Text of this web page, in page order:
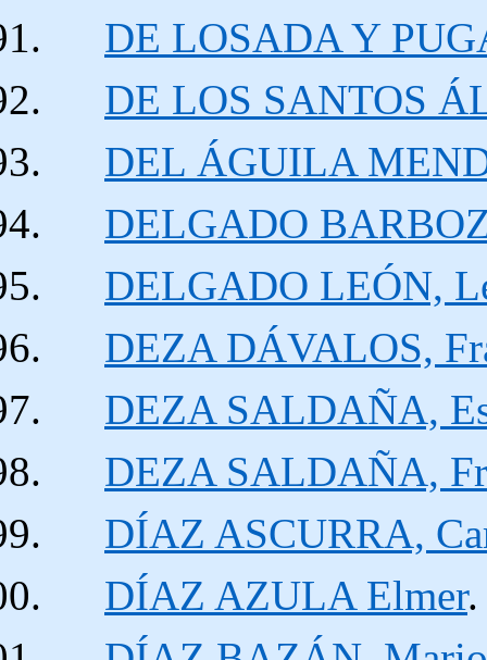
DE LOSADA Y
DE LOS SANTOS
DEL ÁGUILA
DELGADO
DELGADO LEÓN,
DEZA DÁVALOS,
DEZA SALDAÑA,
DEZA SALDAÑA,
DÍAZ ASCURRA,
DÍAZ AZULA Elmer